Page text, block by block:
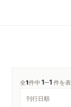
全1件中1─1件を